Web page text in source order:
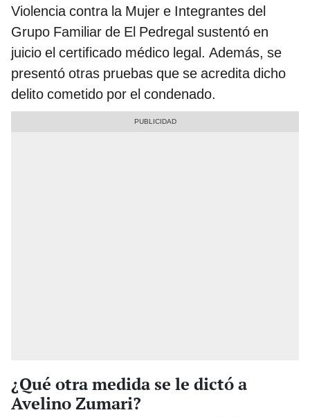
Violencia contra la Mujer e Integrantes del
Grupo Familiar de El Pedregal sustentó en
juicio el certificado médico legal. Además, se
presentó otras pruebas que se acredita dicho
delito cometido por el condenado.
¿Qué otra medida se le dictó a
Avelino Zumari?